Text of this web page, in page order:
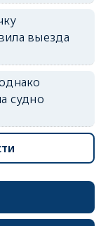
выезда
судно